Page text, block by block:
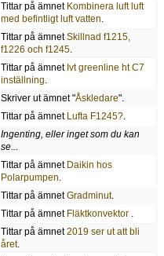
Tittar på ämnet Kombinera luft luft
med befintligt luft vatten.
Tittar på ämnetSkillnad f1215,
f1226 och f1245.
Tittar på ämnet Ivt greenline ht C7
inställning.
Skriver ut ämnet "Åskledare".
Tittar på ämnet Lufta F1245?.
Ingenting, eller inget som du kan
se...
Tittar på ämnet Daikin hos
Polarpumpen.
Tittar på ämnetGradminut.
Tittar på ämnet Fläktkonvektor .
Tittar på ämnet2019 ser ut att bli
året.